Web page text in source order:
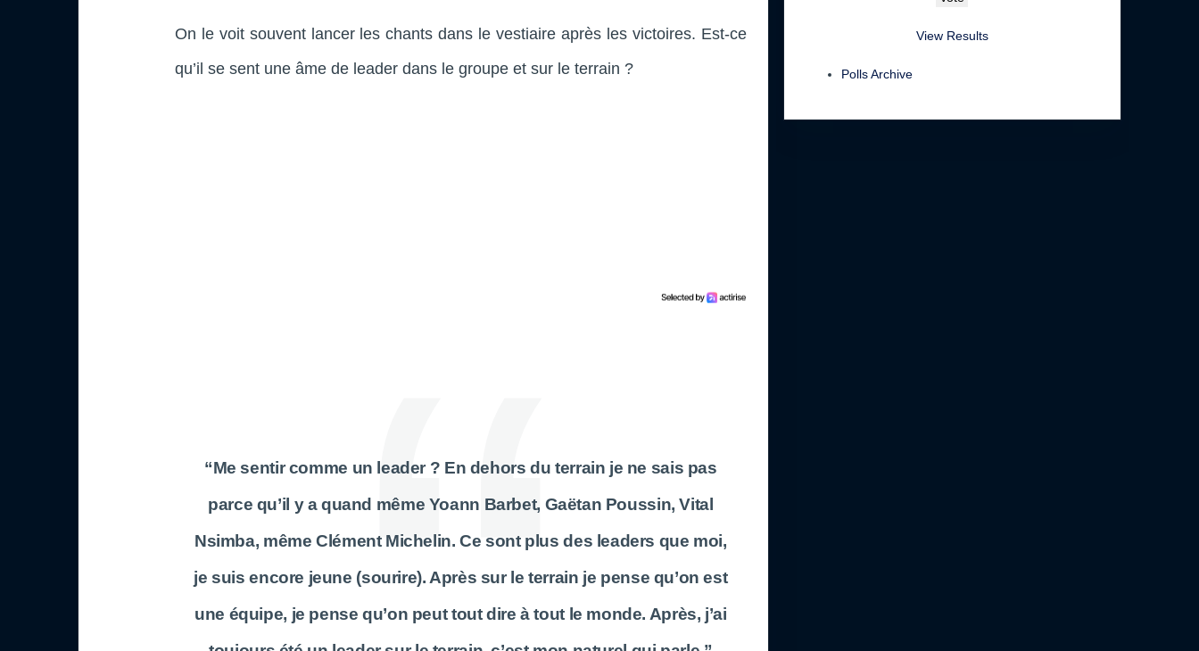
On le voit souvent lancer les chants dans le vestiaire après les victoires. Est-ce
qu’il se sent une âme de leader dans le groupe et sur le terrain ?
“Me sentir comme un leader ? En dehors du terrain je ne sais pas
parce qu’il y a quand même Yoann Barbet, Gaëtan Poussin, Vital
Nsimba, mêmeClément Michelin. Ce sont plus des leaders que moi,
je suis encore jeune (sourire). Après sur le terrain je pense qu’on est
une équipe, je pense qu’on peut tout dire à tout le monde. Après, j’ai
View Results
Polls Archive